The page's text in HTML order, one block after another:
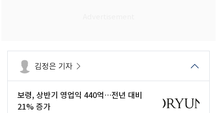
김정은 기자
보령, 상반기 영업익 440억…전년 대비
21% 증가